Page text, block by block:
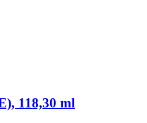
118,30 ml